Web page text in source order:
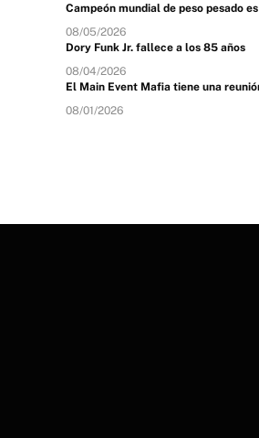
Campeón mundial de peso pesado
08/05/2026
Dory Funk Jr. fallece a los 85 años
08/04/2026
El Main Event Mafia tiene una
08/01/2026